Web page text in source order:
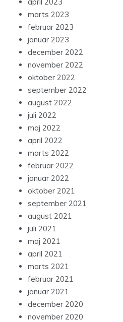
marts 2023
februar 2023
januar 2023
december 2022
november 2022
oktober 2022
september 2022
august 2022
juli 2022
maj 2022
april 2022
marts 2022
februar 2022
januar 2022
oktober 2021
september 2021
august 2021
juli 2021
maj 2021
april 2021
marts 2021
februar 2021
januar 2021
december 2020
november 2020